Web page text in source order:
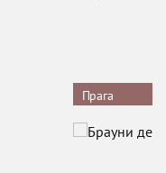
Прага